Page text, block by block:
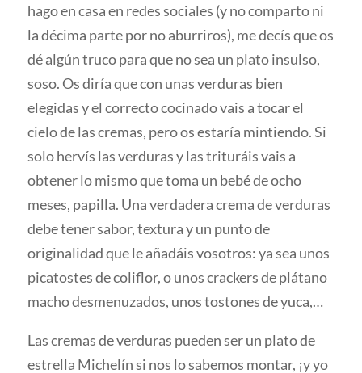
hago en casa en redes sociales (y no comparto ni
la décima parte por no aburriros), me decís que os
dé algún truco para que no sea un plato insulso,
soso. Os diría que con unas verduras bien
elegidas y el correcto cocinado vais a tocar el
cielo de las cremas, pero os estaría mintiendo. Si
solo hervís las verduras y las trituráis vais a
obtener lo mismo que toma un bebé de ocho
meses, papilla. Una verdadera crema de verduras
debe tener sabor, textura y un punto de
originalidad que le añadáis vosotros: ya sea unos
picatostes de coliflor, o unos crackers de plátano
macho desmenuzados, unos tostones de yuca,…
Las cremas de verduras pueden ser un plato de
estrella Michelín si nos lo sabemos montar, ¡y yo